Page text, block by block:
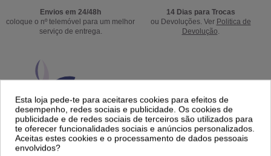
Envios em 24/48h
coloque o nº telemóvel para um melhor
serviço de entrega.
14 Dias para Trocas
ou Devoluções. Ver Politica de
Devolução.
Cosméticos e acessórios profissionais para estética,
Esta loja pede-te para aceitares cookies para efeitos de
desempenho, redes sociais e publicidade. Os cookies de
publicidade e de redes sociais de terceiros são utilizados para
te oferecer funcionalidades sociais e anúncios personalizados.
Aceitas estes cookies e o processamento de dados pessoais
envolvidos?